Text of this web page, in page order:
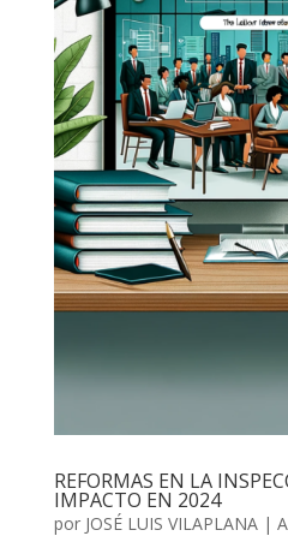
REFORMAS EN LA
IMPACTO EN 2024
por JOSÉ LUIS VILAPLANA|